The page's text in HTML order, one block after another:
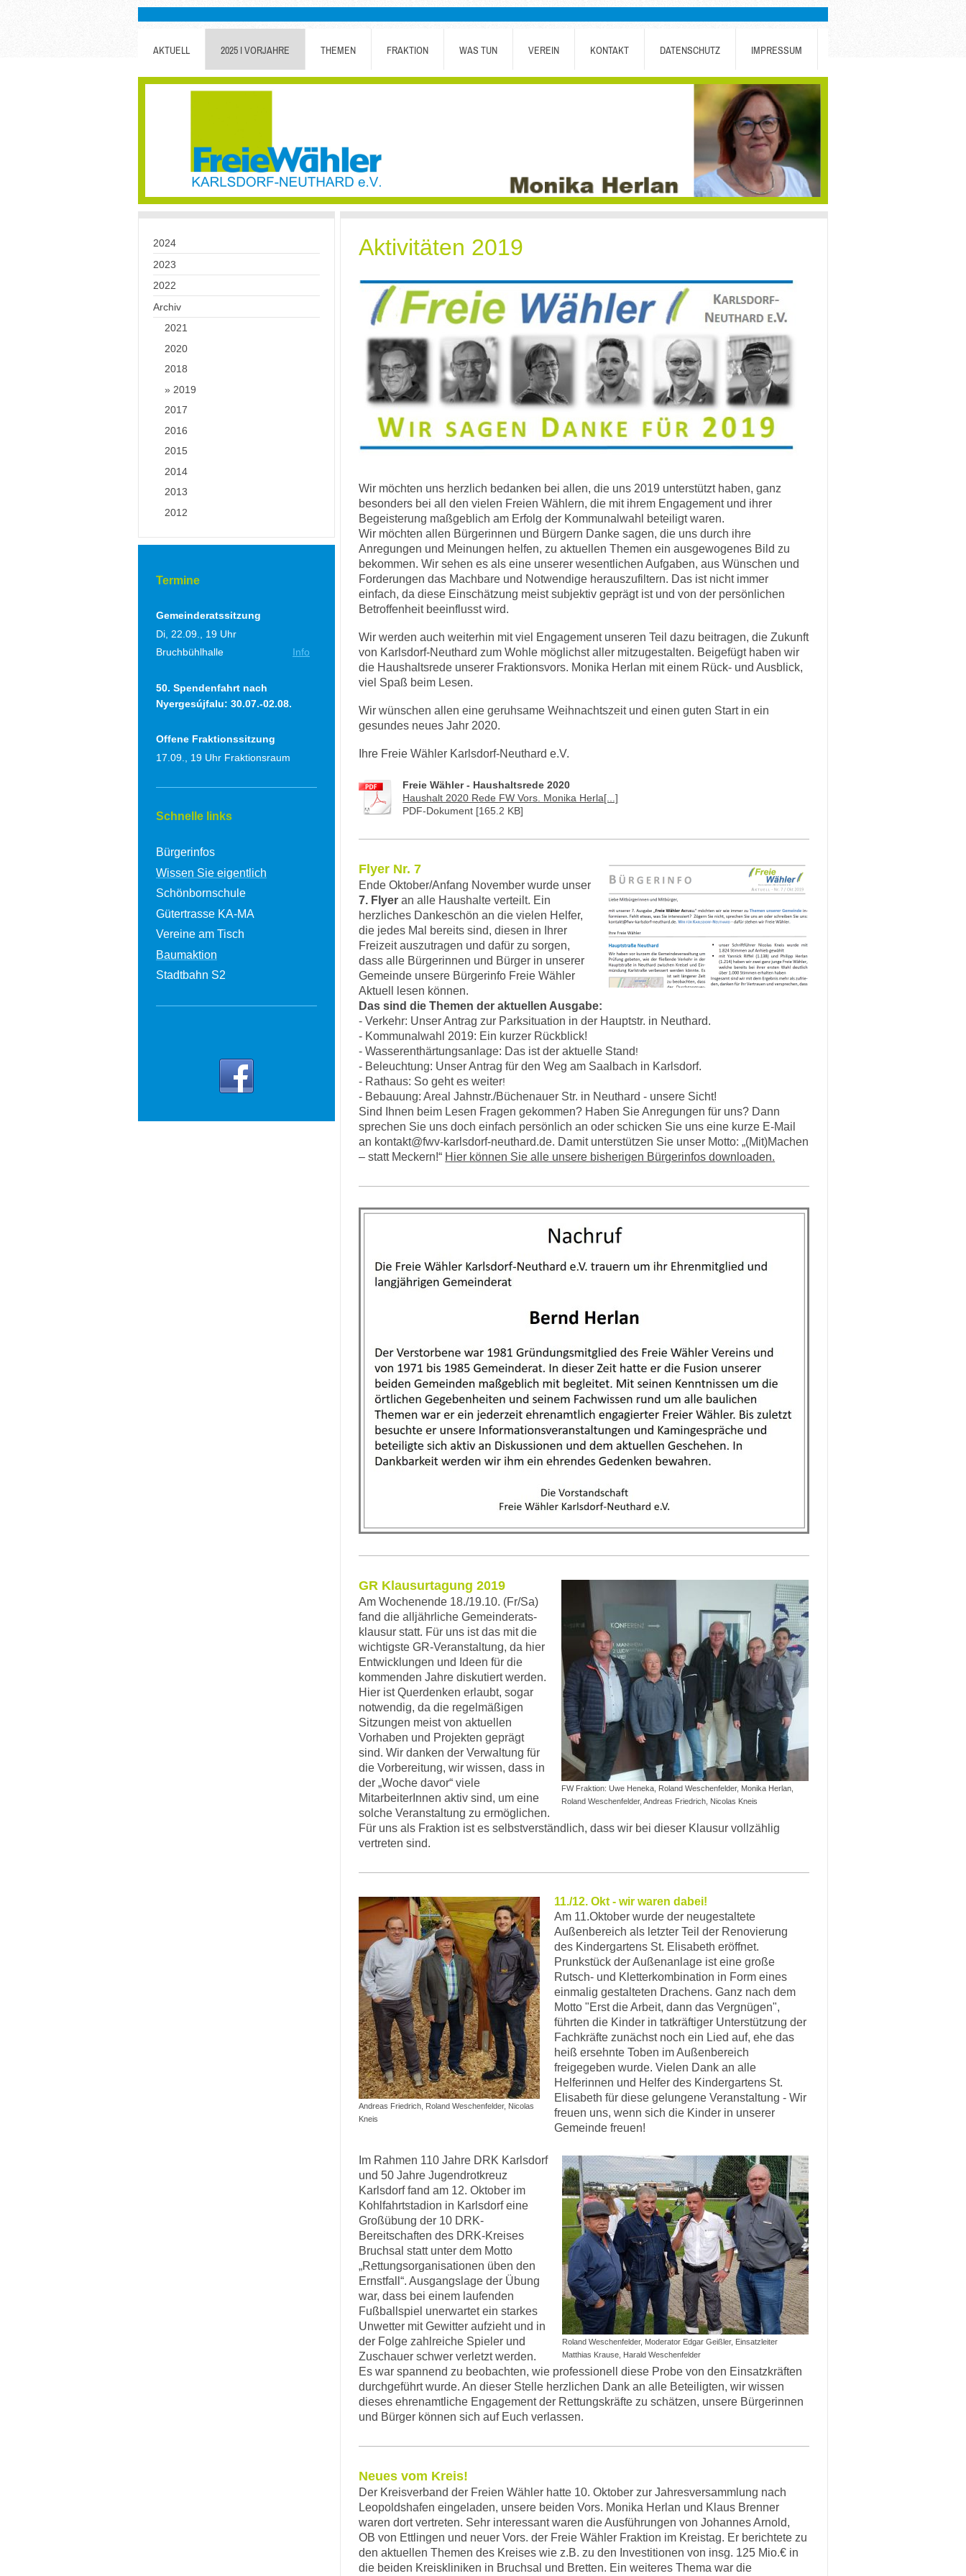
AKTUELL 2025 I VORJAHRE THEMEN FRAKTION WAS TUN VEREIN KONTAKT DATENSCHUTZ IMPRESSUM
Aktivitäten 2019
Wir möchten uns herzlich bedanken bei allen, die uns 2019 unterstützt haben, ganz
besonders bei all den vielen Freien Wählern, die mit ihrem Engagement und ihrer
Begeisterung maßgeblich am Erfolg der Kommunalwahl beteiligt waren.
Wir möchten allen Bürgerinnen und Bürgern Danke sagen, die uns durch ihre
Anregungen und Meinungen helfen, zu aktuellen Themen ein ausgewogenes Bild zu
bekommen. Wir sehen es als eine unserer wesentlichen Aufgaben, aus Wünschen und
Forderungen das Machbare und Notwendige herauszufiltern. Das ist nicht immer
einfach, da diese Einschätzung meist subjektiv geprägt ist und von der persönlichen
Betroffenheit beeinflusst wird.
Wir werden auch weiterhin mit viel Engagement unseren Teil dazu beitragen, die Zukunft
von Karlsdorf-Neuthard zum Wohle möglichst aller mitzugestalten. Beigefügt haben wir
die Haushaltsrede unserer Fraktionsvors. Monika Herlan mit einem Rück- und Ausblick,
viel Spaß beim Lesen.
Wir wünschen allen eine geruhsame Weihnachtszeit und einen guten Start in ein
gesundes neues Jahr 2020.
Ihre Freie Wähler Karlsdorf-Neuthard e.V.
Freie Wähler - Haushaltsrede 2020
Haushalt 2020 Rede FW Vors. Monika Herla[...]
PDF-Dokument [165.2 KB]
Flyer Nr. 7
Ende Oktober/Anfang November wurde unser
7. Flyer an alle Haushalte verteilt. Ein
herzliches Dankeschön an die vielen Helfer,
die jedes Mal bereits sind, diesen in Ihrer
Freizeit auszutragen und dafür zu sorgen,
dass alle Bürgerinnen und Bürger in unserer
Gemeinde unsere Bürgerinfo Freie Wähler
Aktuell lesen können.
Das sind die Themen der aktuellen Ausgabe:
- Verkehr: Unser Antrag zur Parksituation in der Hauptstr. in Neuthard.
- Kommunalwahl 2019: Ein kurzer Rückblick!
- Wasserenthärtungsanlage: Das ist der aktuelle Stand!
- Beleuchtung: Unser Antrag für den Weg am Saalbach in Karlsdorf.
- Rathaus: So geht es weiter!
- Bebauung: Areal Jahnstr./Büchenauer Str. in Neuthard - unsere Sicht!
Sind Ihnen beim Lesen Fragen gekommen? Haben Sie Anregungen für uns? Dann
sprechen Sie uns doch einfach persönlich an oder schicken Sie uns eine kurze E-Mail
an kontakt@fwv-karlsdorf-neuthard.de. Damit unterstützen Sie unser Motto: „(Mit)Machen
– statt Meckern!“ Hier können Sie alle unsere bisherigen Bürgerinfos downloaden.
FW Fraktion: Uwe Heneka, Roland Weschenfelder, Monika Herlan,
Roland Weschenfelder, Andreas Friedrich, Nicolas Kneis
GR Klausurtagung 2019
Am Wochenende 18./19.10. (Fr/Sa)
fand die alljährliche Gemeinderats-
klausur statt. Für uns ist das mit die
wichtigste GR-Veranstaltung, da hier
Entwicklungen und Ideen für die
kommenden Jahre diskutiert werden.
Hier ist Querdenken erlaubt, sogar
notwendig, da die regelmäßigen
Sitzungen meist von aktuellen
Vorhaben und Projekten geprägt
sind. Wir danken der Verwaltung für
die Vorbereitung, wir wissen, dass in
der „Woche davor“ viele
MitarbeiterInnen aktiv sind, um eine
solche Veranstaltung zu ermöglichen.
Für uns als Fraktion ist es selbstverständlich, dass wir bei dieser Klausur vollzählig
vertreten sind.
Andreas Friedrich, Roland Weschenfelder, Nicolas
Kneis
11./12. Okt - wir waren dabei!
Am 11.Oktober wurde der neugestaltete
Außenbereich als letzter Teil der Renovierung
des Kindergartens St. Elisabeth eröffnet.
Prunkstück der Außenanlage ist eine große
Rutsch- und Kletterkombination in Form eines
einmalig gestalteten Drachens. Ganz nach dem
Motto "Erst die Arbeit, dann das Vergnügen",
führten die Kinder in tatkräftiger Unterstützung der
Fachkräfte zunächst noch ein Lied auf, ehe das
heiß ersehnte Toben im Außenbereich
freigegeben wurde. Vielen Dank an alle
Helferinnen und Helfer des Kindergartens St.
Elisabeth für diese gelungene Veranstaltung - Wir
freuen uns, wenn sich die Kinder in unserer
Gemeinde freuen!
Roland Weschenfelder, Moderator Edgar Geißler, Einsatzleiter
Matthias Krause, Harald Weschenfelder
Im Rahmen 110 Jahre DRK Karlsdorf
und 50 Jahre Jugendrotkreuz
Karlsdorf fand am 12. Oktober im
Kohlfahrtstadion in Karlsdorf eine
Großübung der 10 DRK-
Bereitschaften des DRK-Kreises
Bruchsal statt unter dem Motto
„Rettungsorganisationen üben den
Ernstfall“. Ausgangslage der Übung
war, dass bei einem laufenden
Fußballspiel unerwartet ein starkes
Unwetter mit Gewitter aufzieht und in
der Folge zahlreiche Spieler und
Zuschauer schwer verletzt werden.
Es war spannend zu beobachten, wie professionell diese Probe von den Einsatzkräften
durchgeführt wurde. An dieser Stelle herzlichen Dank an alle Beteiligten, wir wissen
dieses ehrenamtliche Engagement der Rettungskräfte zu schätzen, unsere Bürgerinnen
und Bürger können sich auf Euch verlassen.
Neues vom Kreis!
Der Kreisverband der Freien Wähler hatte 10. Oktober zur Jahresversammlung nach
Leopoldshafen eingeladen, unsere beiden Vors. Monika Herlan und Klaus Brenner
waren dort vertreten. Sehr interessant waren die Ausführungen von Johannes Arnold,
OB von Ettlingen und neuer Vors. der Freie Wähler Fraktion im Kreistag. Er berichtete zu
den aktuellen Themen des Kreises wie z.B. zu den Investitionen von insg. 125 Mio.€ in
die beiden Kreiskliniken in Bruchsal und Bretten. Ein weiteres Thema war die
2024
2023
2022
Archiv
2021
2020
2018
2019
2017
2016
2015
2014
2013
2012
Termine
Gemeinderatssitzung
Di, 22.09., 19 Uhr
Bruchbühlhalle
Info
50. Spendenfahrt nach
Nyergesújfalu: 30.07.-02.08.
Offene Fraktionssitzung
17.09., 19 Uhr Fraktionsraum
Schnelle links
Bürgerinfos
Wissen Sie eigentlich
Schönbornschule
Gütertrasse KA-MA
Vereine am Tisch
Baumaktion
Stadtbahn S2